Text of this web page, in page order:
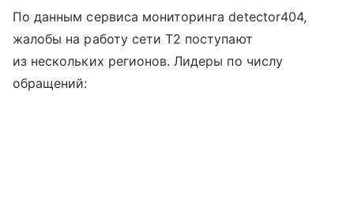
По данным сервиса мониторинга detector404,
жалобы на работу сети T2 поступают
из нескольких регионов. Лидеры по числу
обращений: